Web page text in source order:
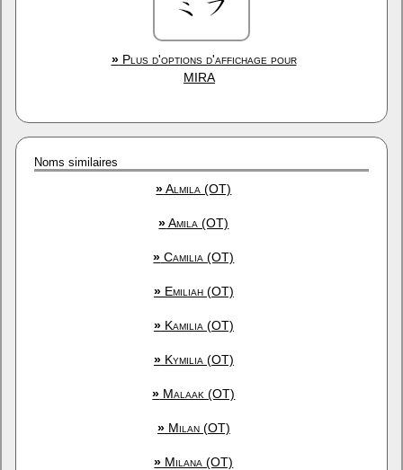
»Plus d'options d'affichage pour
MIRA
Noms similaires
»Almila (OT)
»Amila (OT)
» Camilia (OT)
»Emiliah (OT)
»Kamilia (OT)
»Kymilia (OT)
» Malaak (OT)
»Milan (OT)
» Milana (OT)